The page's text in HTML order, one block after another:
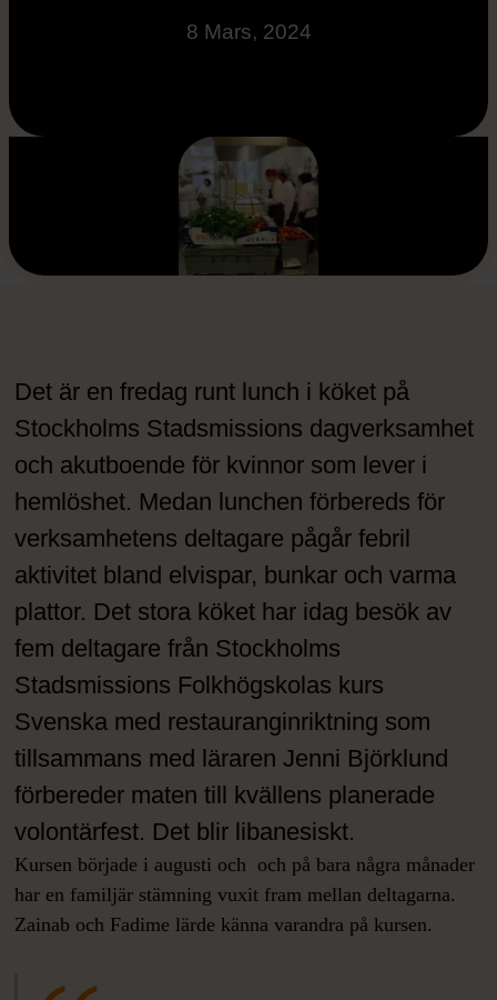
8 Mars, 2024
Det är en fredag runt lunch i köket på
Stockholms Stadsmissions dagverksamhet
och akutboende för kvinnor som lever i
hemlöshet. Medan lunchen förbereds för
verksamhetens deltagare pågår febril
aktivitet bland elvispar, bunkar och varma
plattor. Det stora köket har idag besök av
fem deltagare från Stockholms
Stadsmissions Folkhögskolas kurs
Svenska med restauranginriktning som
tillsammans med läraren Jenni Björklund
förbereder maten till kvällens planerade
volontärfest. Det blir libanesiskt.
Kursen började i augusti och och på bara några månader
har en familjär stämning vuxit fram mellan deltagarna.
Zainab och Fadime lärde känna varandra på kursen.